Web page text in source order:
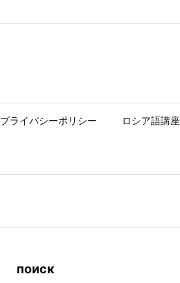
プライバシーポリシー ロシア語講座
поиск